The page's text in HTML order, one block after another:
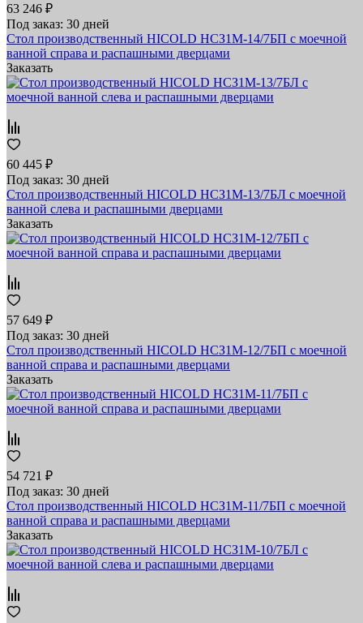
63 246 ₽
Под заказ: 30 дней
Стол производственный HICOLD НСЗ1М-14/7БП с моечной
ванной справа и распашными дверцами
Заказать
60 445 ₽
Под заказ: 30 дней
Стол производственный HICOLD НСЗ1М-13/7БЛ с моечной
ванной слева и распашными дверцами
Заказать
57 649 ₽
Под заказ: 30 дней
Стол производственный HICOLD НСЗ1М-12/7БП с моечной
ванной справа и распашными дверцами
Заказать
54 721 ₽
Под заказ: 30 дней
Стол производственный HICOLD НСЗ1М-11/7БП с моечной
ванной справа и распашными дверцами
Заказать